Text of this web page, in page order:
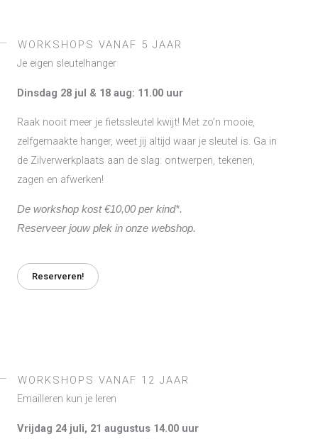
WORKSHOPS VANAF 5 JAAR
Je eigen sleutelhanger
Dinsdag 28 jul & 18 aug: 11.00 uur
Raak nooit meer je fietssleutel kwijt! Met zo’n mooie,
zelfgemaakte hanger, weet jij altijd waar je sleutel is. Ga in
de Zilverwerkplaats aan de slag: ontwerpen, tekenen,
zagen en afwerken!
De workshop kost €10,00 per kind*.
Reserveer jouw plek in onze webshop.
Reserveren!
WORKSHOPS VANAF 12 JAAR
Emailleren kun je leren
Vrijdag 24 juli, 21 augustus 14.00 uur